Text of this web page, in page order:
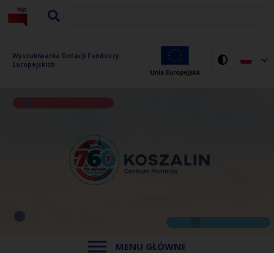
Wyszukiwarka Dotacji Funduszy
Europejskich
MENU GŁÓWNE